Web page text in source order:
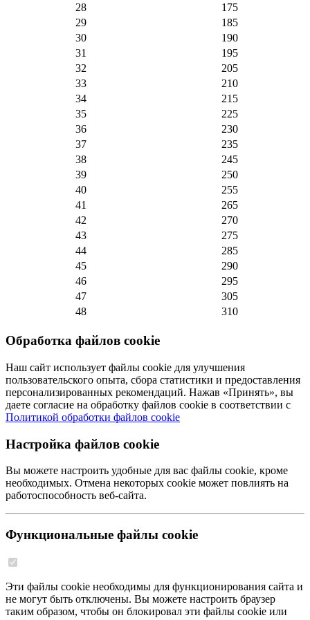
28
175
29
185
30
190
31
195
32
205
33
210
34
215
35
225
36
230
37
235
38
245
39
250
40
255
41
265
42
270
43
275
44
285
45
290
46
295
47
305
48
310
Обработка файлов cookie
Наш сайт использует файлы cookie для улучшения
пользовательского опыта, сбора статистики и предоставления
персонализированных рекомендаций. Нажав «Принять», вы
даете согласие на обработку файлов cookie в соответствии с
Политикой обработки файлов cookie
Настройка файлов cookie
Вы можете настроить удобные для вас файлы cookie, кроме
необходимых. Отмена некоторых cookie может повлиять на
работоспособность веб-сайта.
Функциональные файлы cookie
Эти файлы cookie необходимы для функционирования сайта и
не могут быть отключены. Вы можете настроить браузер
таким образом, чтобы он блокировал эти файлы cookie или